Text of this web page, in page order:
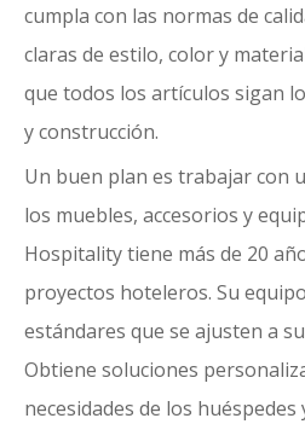
cumpla con las normas de
claras de estilo, color y
que todos los artículos sigan
y construcción.
Un buen plan es trabajar con
los muebles, accesorios y
Hospitality tiene más de 20
proyectos hoteleros. Su
estándares que se ajusten a
Obtiene soluciones
necesidades de los